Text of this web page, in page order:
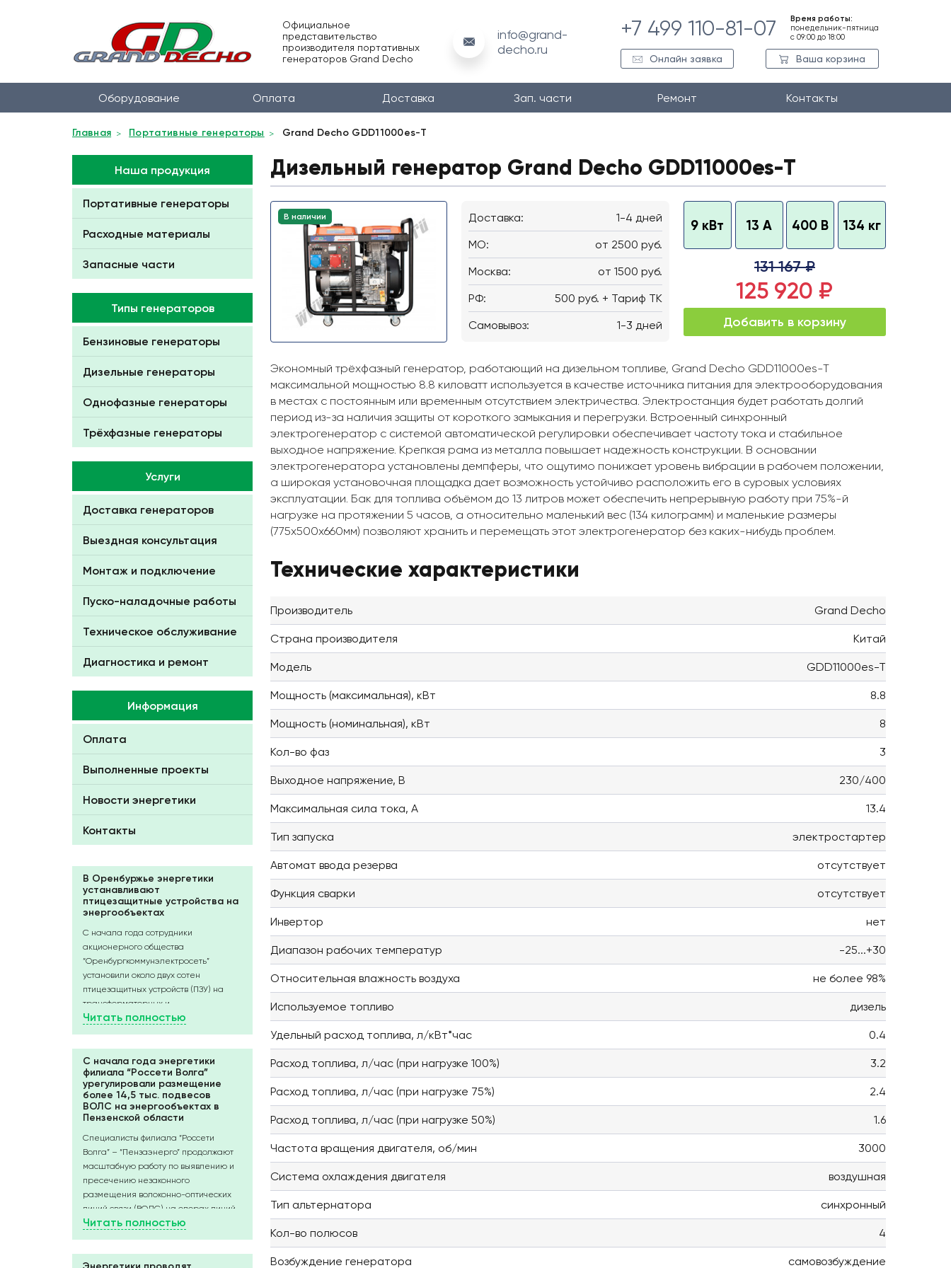
Официальное
представительство
производителя портативных
генераторов Grand Decho
info@grand-
decho.ru
+7 499 110-81-07
Время работы:
понедельник-пятница
с 09:00 до 18:00
Онлайн заявка Ваша корзина
Оборудование Оплата Доставка Зап. части Ремонт Контакты
Главная Портативные генераторы Grand Decho GDD11000es-T
Наша продукция
Портативные генераторы
Расходные материалы
Запасные части
Типы генераторов
Бензиновые генераторы
Дизельные генераторы
Однофазные генераторы
Трёхфазные генераторы
Услуги
Доставка генераторов
Выездная консультация
Монтаж и подключение
Пуско-наладочные работы
Техническое обслуживание
Диагностика и ремонт
Информация
Оплата
Выполненные проекты
Новости энергетики
Контакты
В Оренбуржье энергетики
устанавливают
птицезащитные устройства на
энергообъектах
С начала года сотрудники
акционерного общества
“Оренбургкоммунэлектросеть”
установили около двух сотен
птицезащитных устройств (ПЗУ) на
трансформаторных и
распределительных пунктах в
смонтированы в течение ближайших
пяти месяцев.
Птицы нередко становятся причиной
кратковременных отключений
электроэнергии. Они используют
как присады, касаются открытых
частей оборудования и попадают под
напряжение; возникает короткое
замыкание, и линия отключается.
Чтобы исключить соприкосновения и
при выполнении плановых ремонтов
Читать полностью
С начала года энергетики
филиала “Россети Волга”
урегулировали размещение
более 14,5 тыс. подвесов
ВОЛС на энергообъектах в
Пензенской области
Специалисты филиала “Россети
Волга” – “Пензаэнерго” продолжают
масштабную работу по выявлению и
пресечению незаконного
размещения волоконно-оптических
линий связи (ВОЛС) на опорах линий
электропередачи (ЛЭП).
на опорах ЛЭП филиала
Читать полностью
Дизельный генератор Grand Decho GDD11000es-T
В наличии Доставка:
1-4 дней
MO:
от 2500 руб.
Москва:
от 1500 руб.
РФ:
500 руб. + Тариф ТК
Самовывоз:
1-3 дней
9 кВт 13 А 400 В 134 кг
131 167 ₽
125 920 ₽
Добавить в корзину
Экономный трёхфазный генератор, работающий на дизельном топливе, Grand Decho GDD11000es-T
максимальной мощностью 8.8 киловатт используется в качестве источника питания для электрооборудования
в местах с постоянным или временным отсутствием электричества. Электростанция будет работать долгий
период из-за наличия защиты от короткого замыкания и перегрузки. Встроенный синхронный
электрогенератор с системой автоматической регулировки обеспечивает частоту тока и стабильное
выходное напряжение. Крепкая рама из металла повышает надежность конструкции. В основании
электрогенератора установлены демпферы, что ощутимо понижает уровень вибрации в рабочем положении,
а широкая установочная площадка дает возможность устойчиво расположить его в суровых условиях
эксплуатации. Бак для топлива объёмом до 13 литров может обеспечить непрерывную работу при 75%-й
нагрузке на протяжении 5 часов, а относительно маленький вес (134 килограмм) и маленькие размеры
(775x500x660мм) позволяют хранить и перемещать этот электрогенератор без каких-нибудь проблем.
Технические характеристики
Производитель Grand Decho
Страна производителя Китай
Модель GDD11000es-T
Мощность (максимальная), кВт 8.8
Мощность (номинальная), кВт 8
Кол-во фаз 3
Выходное напряжение, В 230/400
Максимальная сила тока, А 13.4
Тип запуска электростартер
Автомат ввода резерва отсутствует
Функция сварки отсутствует
Инвертор нет
Диапазон рабочих температур -25...+30
Относительная влажность воздуха не более 98%
Используемое топливо дизель
Удельный расход топлива, л/кВт*час 0.4
Расход топлива, л/час (при нагрузке 100%) 3.2
Расход топлива, л/час (при нагрузке 75%) 2.4
Расход топлива, л/час (при нагрузке 50%) 1.6
Частота вращения двигателя, об/мин 3000
Система охлаждения двигателя воздушная
Тип альтернатора синхронный
Кол-во полюсов 4
Возбуждение генератора самовозбуждение